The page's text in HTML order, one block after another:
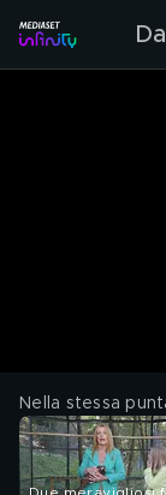
Nella stessa